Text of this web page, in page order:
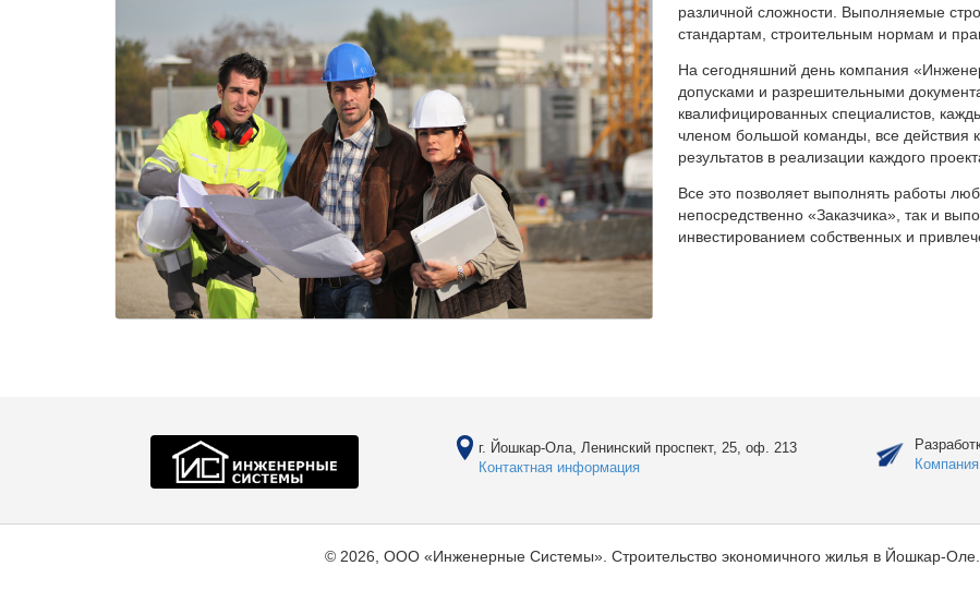
различной сложности. Выполняемые
стандартам, строительным нормам и
На сегодняшний день компания
допусками и разрешительными
квалифицированных специалистов,
членом большой команды, все действия
результатов в реализации каждого
Все это позволяет выполнять работы
непосредственно «Заказчика», так и
инвестированием собственных и
г. Йошкар-Ола, Ленинский проспект, 25, оф. 213
Контактная информация
© 2026, ООО «Инженерные Системы». Строительство экономичного жилья в Йошкар-